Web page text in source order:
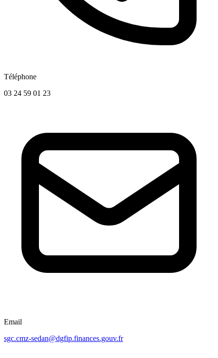
Téléphone
03 24 59 01 23
Email
sgc.cmz-sedan@dgfip.finances.gouv.fr